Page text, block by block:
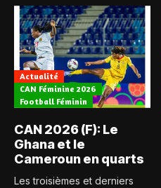
Actualité
CAN Féminine 2026
Football Féminin
CAN 2026 (F): Le
Ghana et le
Cameroun en quarts
Les troisièmes et derniers